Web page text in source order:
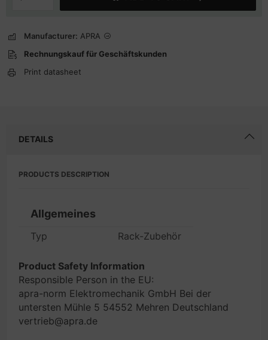
Manufacturer: APRA
Rechnungskauf für Geschäftskunden
Print datasheet
DETAILS
PRODUCTS DESCRIPTION
Allgemeines
Typ Rack-Zubehör
Product Safety Information
Responsible Person in the EU:
apra-norm Elektromechanik GmbH Bei der
untersten Mühle 5 54552 Mehren Deutschland
vertrieb@apra.de